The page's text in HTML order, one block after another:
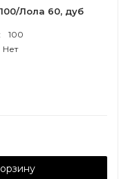
Лола 60, дуб
100
Нет